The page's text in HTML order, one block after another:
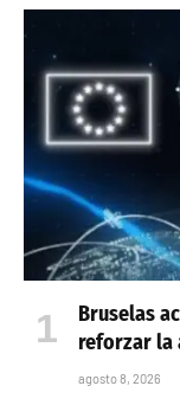
Bruselas
reforzar la
agosto 8, 2026